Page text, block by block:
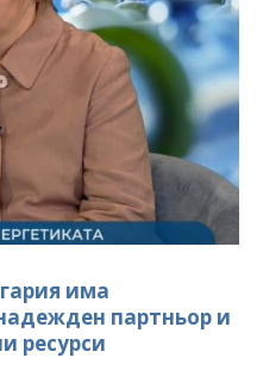
има
партньор и
ресурси